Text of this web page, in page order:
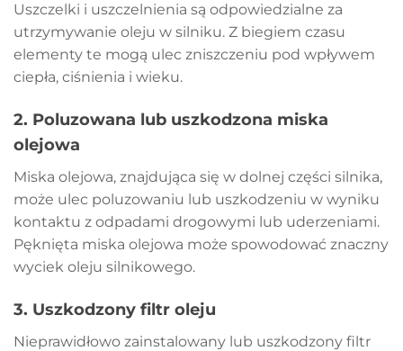
Uszczelki i uszczelnienia są odpowiedzialne za
utrzymywanie oleju w silniku. Z biegiem czasu
elementy te mogą ulec zniszczeniu pod wpływem
ciepła, ciśnienia i wieku.
2. Poluzowana lub uszkodzona miska
olejowa
Miska olejowa, znajdująca się w dolnej części silnika,
może ulec poluzowaniu lub uszkodzeniu w wyniku
kontaktu z odpadami drogowymi lub uderzeniami.
Pęknięta miska olejowa może spowodować znaczny
wyciek oleju silnikowego.
3. Uszkodzony filtr oleju
Nieprawidłowo zainstalowany lub uszkodzony filtr